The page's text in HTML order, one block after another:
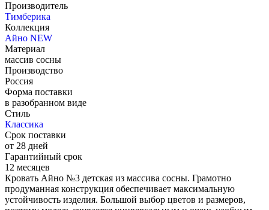
Производитель
Тимберика
Коллекция
Айно NEW
Материал
массив сосны
Производство
Россия
Форма поставки
в разобранном виде
Стиль
Классика
Срок поставки
от 28 дней
Гарантийный срок
12 месяцев
Кровать Айно №3 детская из массива сосны. Грамотно
продуманная конструкция обеспечивает максимальную
устойчивость изделия. Большой выбор цветов и размеров,